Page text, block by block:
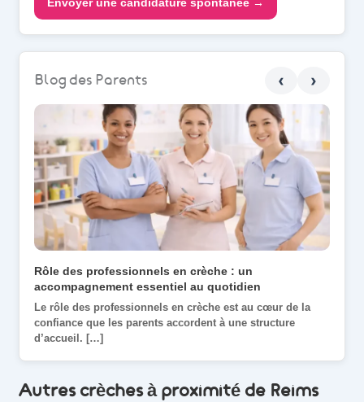
Autres crèches à proximité de Reims
Blog des Parents ‹ ›
Rôle des professionnels en crèche : un
accompagnement essentiel au quotidien
Le rôle des professionnels en crèche est au cœur de la
confiance que les parents accordent à une structure
d’accueil. […]